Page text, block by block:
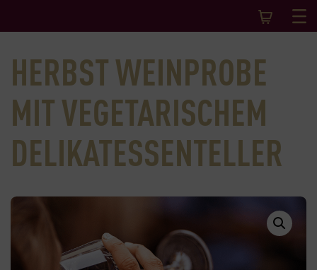
HERBST WEINPROBE
MIT VEGETARISCHEM
DELIKATESSENTELLER